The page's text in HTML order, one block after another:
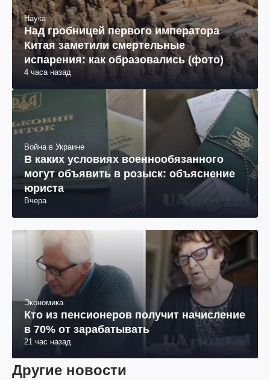
Наука
Над гробницей первого императора
Китая заметили смертельные
испарения: как образовались (фото)
4 часа назад
Война в Украине
В каких условиях военнообязанного
могут объявить в розыск: объяснение
юриста
Вчера
Экономика
Кто из пенсионеров получит начисление
в 70% от зарабатывать
21 час назад
Другие новости